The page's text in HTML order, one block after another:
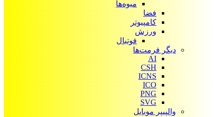
میوه‌ها
فضا
کامپیوتر
ورزش
فوتبال
دیگر فرمت‌ها
AI
CSH
ICNS
ICO
PNG
SVG
والپیپر موبایل